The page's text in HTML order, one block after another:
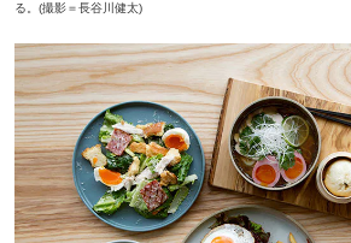
る。(撮影＝長谷川健太)